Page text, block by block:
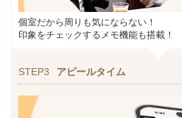
個室だから周りも気にならない！
印象をチェックするメモ機能も搭載！
STEP3 アピールタイム